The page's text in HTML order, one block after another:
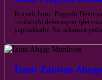
Kocaeli İzmit Plajyolu
ustalarıyla dekorasyon
yapmaktadır. Siz arkanıza
İzmit Zabıtan